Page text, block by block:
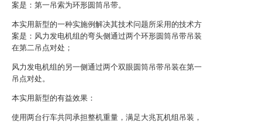
案是：第一吊索为环形圆筒吊带。
本实用新型的一种实施例解决其技术问题所采用的技术方
案是：风力发电机组的弯头侧通过两个环形圆筒吊带吊装
在第二吊点对处；
风力发电机组的另一侧通过两个双眼圆筒吊带吊装在第一
吊点对处。
本实用新型的有益效果：
使用两台行车共同承担整机重量，满足大兆瓦机组吊装，